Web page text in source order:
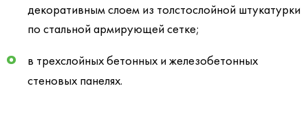
декоративным слоем из толстослойной штукатурки
по стальной армирующей сетке;
в трехслойных бетонных и железобетонных
стеновых панелях.